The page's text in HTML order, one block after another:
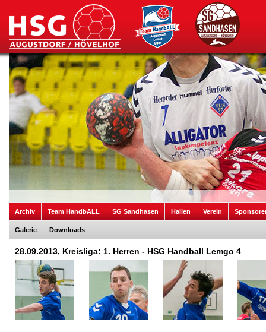
Archiv Team HandbALL SG Sandhasen Hallen Verein
Galerie Downloads
28.09.2013, Kreisliga: 1. Herren - HSG Handball Lemgo 4